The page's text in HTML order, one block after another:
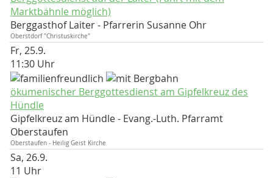
Marktbähnle möglich)
Berggasthof Laiter
Pfarrerin Susanne Ohr
Oberstdorf "Christuskirche"
Fr, 25.9.
11:30 Uhr
ökumenischer Berggottesdienst am Gipfelkreuz des
Hündle
Gipfelkreuz am Hündle
Evang.-Luth. Pfarramt
Oberstaufen
Oberstaufen - Heilig Geist Kirche
Sa, 26.9.
11 Uhr